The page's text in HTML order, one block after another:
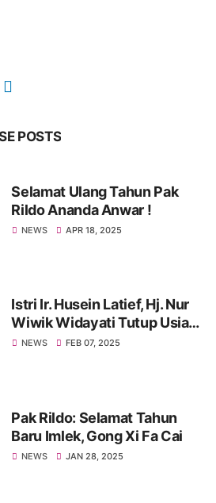
POSTS
Selamat Ulang Tahun Pak
Rildo Ananda Anwar !
NEWS APR 18, 2025
Istri Ir. Husein Latief, Hj. Nur
Wiwik Widayati Tutup Usia.
Pak Rildo Sampaikan
NEWS FEB 07, 2025
Pak Rildo: Selamat Tahun
Baru Imlek, Gong Xi Fa Cai
NEWS JAN 28, 2025